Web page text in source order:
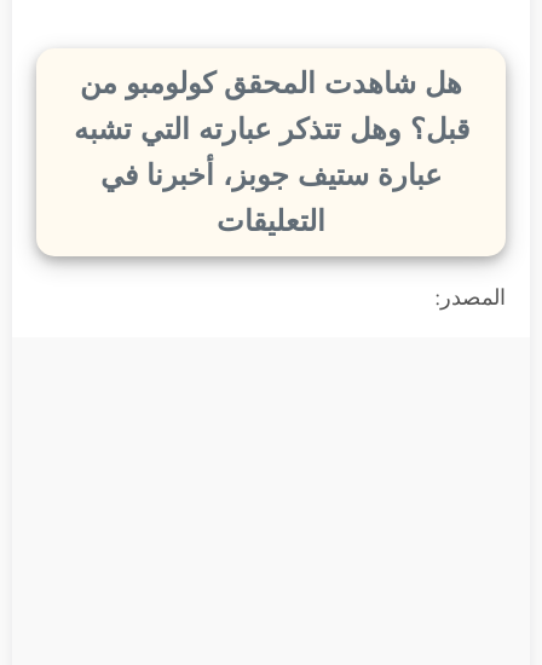
هل شاهدت المحقق كولومبو من
قبل؟ وهل تتذكر عبارته التي تشبه
عبارة ستيف جوبز، أخبرنا في
التعليقات
المصدر: